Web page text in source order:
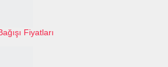
Fiyatları